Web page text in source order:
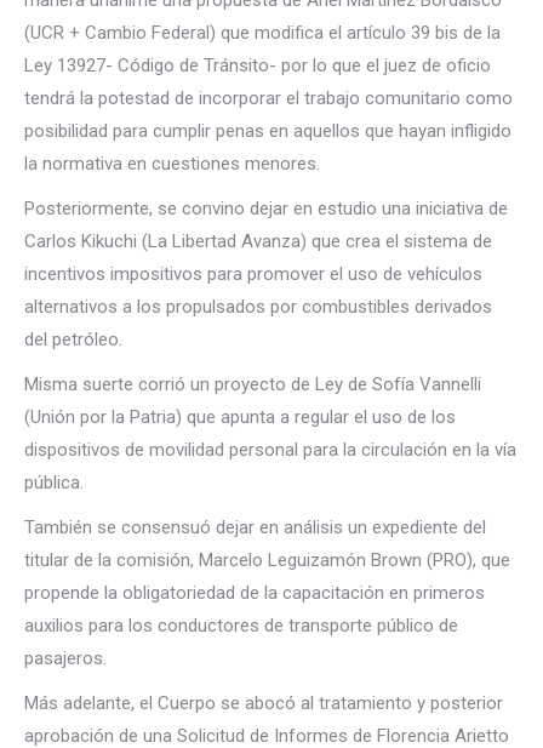
(UCR + Cambio Federal) que modifica el artículo 39 bis de la
Ley 13927- Código de Tránsito- por lo que el juez de oficio
tendrá la potestad de incorporar el trabajo comunitario como
posibilidad para cumplir penas en aquellos que hayan infligido
la normativa en cuestiones menores.
Posteriormente, se convino dejar en estudio una iniciativa de
Carlos Kikuchi (La Libertad Avanza) que crea el sistema de
incentivos impositivos para promover el uso de vehículos
alternativos a los propulsados por combustibles derivados
del petróleo.
Misma suerte corrió un proyecto de Ley de Sofía Vannelli
(Unión por la Patria) que apunta a regular el uso de los
dispositivos de movilidad personal para la circulación en la vía
pública.
También se consensuó dejar en análisis un expediente del
titular de la comisión, Marcelo Leguizamón Brown (PRO), que
propende la obligatoriedad de la capacitación en primeros
auxilios para los conductores de transporte público de
pasajeros.
Más adelante, el Cuerpo se abocó al tratamiento y posterior
aprobación de una Solicitud de Informes de Florencia Arietto